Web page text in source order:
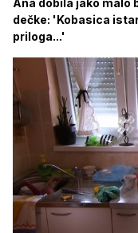
Ana dobila jako malo
dečke: 'Kobasica
priloga...'